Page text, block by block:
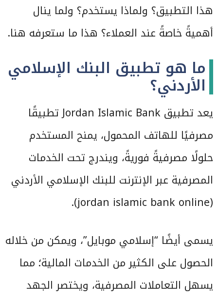
هذا التطبيق؟ ولماذا يستخدم؟ ولما ينال
أهميةً خاصةً عند العملاء؟ هذا ما ستعرفه هنا.
ما هو تطبيق البنك الإسلامي
الأردني؟
يعد تطبيق Jordan Islamic Bank تطبيقًا
مصرفيًا للهاتف المحمول، يمنح المستخدم
حلولًا مصرفيةً فوريةً، ويندرج تحت الخدمات
المصرفية عبر الإنترنت للبنك الإسلامي الأردني
(jordan islamic bank online).
يسمى أيضًا “إسلامي موبايل”، ويمكن من خلاله
الحصول على الكثير من الخدمات المالية؛ مما
يسهل التعاملات المصرفية، ويختصر الجهد